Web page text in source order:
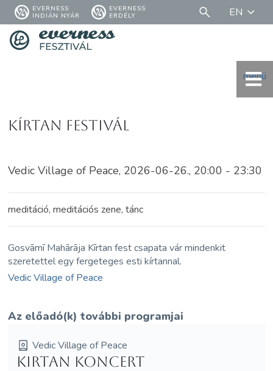
EVERNESS
INDIÁN NYÁR
EVERNESS
ERDÉLY
EN
menü
Kírtan festivál
Vedic Village of Peace, 2026-06-26., 20:00 - 23:30
meditáció, meditációs zene, tánc
Gosvāmī Mahārāja Kīrtan fest csapata vár mindenkit
szeretettel egy fergeteges esti kírtannal.
Vedic Village of Peace
Az előadó(k) további programjai
Vedic Village of Peace
Kirtan koncert